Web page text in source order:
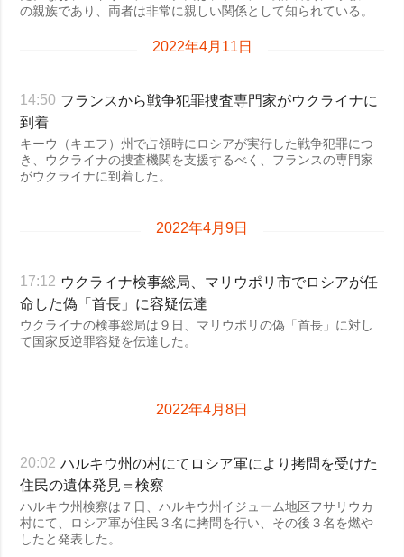
の親族であり、両者は非常に親しい関係として知られている。
2022年4月11日
14:50 フランスから戦争犯罪捜査専門家がウクライナに
到着
キーウ（キエフ）州で占領時にロシアが実行した戦争犯罪につ
き、ウクライナの捜査機関を支援するべく、フランスの専門家
がウクライナに到着した。
2022年4月9日
17:12 ウクライナ検事総局、マリウポリ市でロシアが任
命した偽「首長」に容疑伝達
ウクライナの検事総局は９日、マリウポリの偽「首長」に対し
て国家反逆罪容疑を伝達した。
2022年4月8日
20:02 ハルキウ州の村にてロシア軍により拷問を受けた
住民の遺体発見＝検察
ハルキウ州検察は７日、ハルキウ州イジューム地区フサリウカ
村にて、ロシア軍が住民３名に拷問を行い、その後３名を燃や
したと発表した。